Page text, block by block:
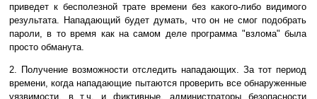
приведет к бесполезной трате времени без какого-либо видимого
результата. Нападающий будет думать, что он не смог подобрать
пароли, в то время как на самом деле программа "взлома" была
просто обманута.
2. Получение возможности отследить нападающих. За тот период
времени, когда нападающие пытаются проверить все обнаруженные
уязвимости, в т.ч. и фиктивные, администраторы безопасности